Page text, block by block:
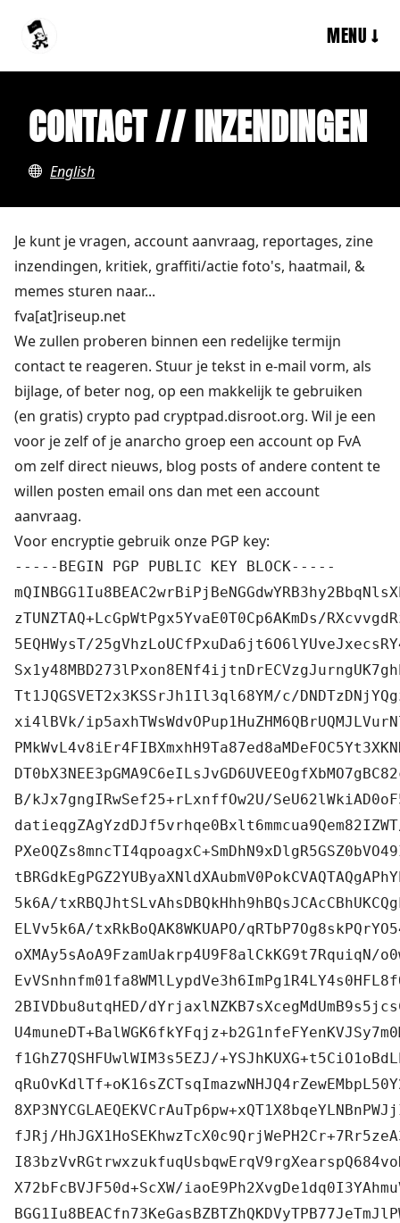
MENU ↓
CONTACT // INZENDINGEN
English
Je kunt je vragen, account aanvraag, reportages, zine
inzendingen, kritiek, graffiti/actie foto's, haatmail, &
memes sturen naar...
fva[at]riseup.net
We zullen proberen binnen een redelijke termijn
contact te reageren. Stuur je tekst in e-mail vorm, als
bijlage, of beter nog, op een makkelijk te gebruiken
(en gratis) crypto pad cryptpad.disroot.org. Wil je een
voor je zelf of je anarcho groep een account op FvA
om zelf direct nieuws, blog posts of andere content te
willen posten email ons dan met een account
aanvraag.
Voor encryptie gebruik onze PGP key:
-----BEGIN PGP PUBLIC KEY BLOCK-----
zTUNZTAQ+LcGpWtPgx5YvaE0T0Cp6AKmDs/
5EQHWysT/
Tt1JQGSVET2x3KSSrJh1Il3ql68YM/c/
xi4lBVk/
B/kJx7gngIRwSef25+rLxnffOw2U/
5k6A/
ELVv5k6A/txRkBoQAK8WKUAPO/
oXMAy5sAoA9FzamUakrp4U9F8alCkKG9t7RquiqN/
2BIVDbu8utqHED/
f1GhZ7QSHFUwlWIM3s5EZJ/
fJRj/
X72bFcBVJF50d+ScXW/